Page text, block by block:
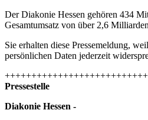
Der Diakonie Hessen gehören 434
Gesamtumsatz von über 2,6
Sie erhalten diese Pressemeldung,
persönlichen Daten jederzeit
Pressestelle
Diakonie Hessen -